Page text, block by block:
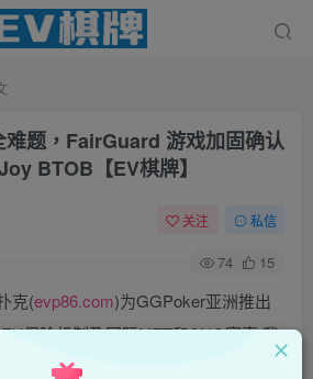
难题，FairGuard 游戏加固确认
BTOB【EV棋牌】
关注 私信
74 15
克(evp86.com)为GGPoker亚洲推出
保险机制及国际MTT和SNG赛事,我
,致力提供国内最公平与公正的竞技环